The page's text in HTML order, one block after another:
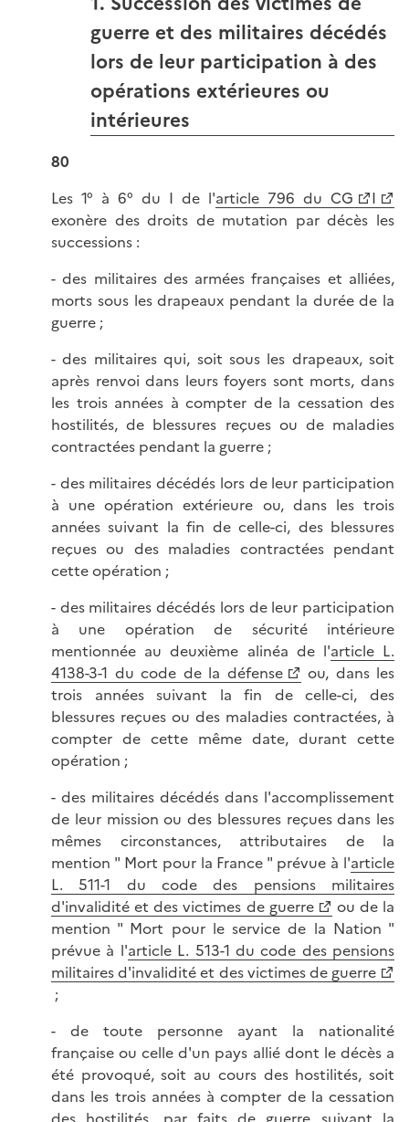
guerre et des militaires décédés
lors de leur participation à des
opérations extérieures ou
intérieures
80
Les 1° à 6° du I de l'article 796 du CG
I
exonère des droits de mutation par décès les
successions :
- des militaires des armées françaises et alliées,
morts sous les drapeaux pendant la durée de la
guerre ;
- des militaires qui, soit sous les drapeaux, soit
après renvoi dans leurs foyers sont morts, dans
les trois années à compter de la cessation des
hostilités, de blessures reçues ou de maladies
contractées pendant la guerre ;
- des militaires décédés lors de leur participation
à une opération extérieure ou, dans les trois
années suivant la fin de celle-ci, des blessures
reçues ou des maladies contractées pendant
cette opération ;
- des militaires décédés lors de leur participation
à une opération de sécurité intérieure
mentionnée au deuxième alinéa de l'article L.
4138-3-1 du code de la défense
ou, dans les
trois années suivant la fin de celle-ci, des
blessures reçues ou des maladies contractées, à
compter de cette même date, durant cette
opération ;
- des militaires décédés dans l'accomplissement
de leur mission ou des blessures reçues dans les
mêmes circonstances, attributaires de la
mention " Mort pour la France " prévue à l'article
L. 511-1 du code des pensions militaires
d'invalidité et des victimes de guerre
ou de la
mention " Mort pour le service de la Nation "
prévue à l'article L. 513-1 du code des pensions
militaires d'invalidité et des victimes de guerre
;
- de toute personne ayant la nationalité
française ou celle d'un pays allié dont le décès a
été provoqué, soit au cours des hostilités, soit
dans les trois années à compter de la cessation